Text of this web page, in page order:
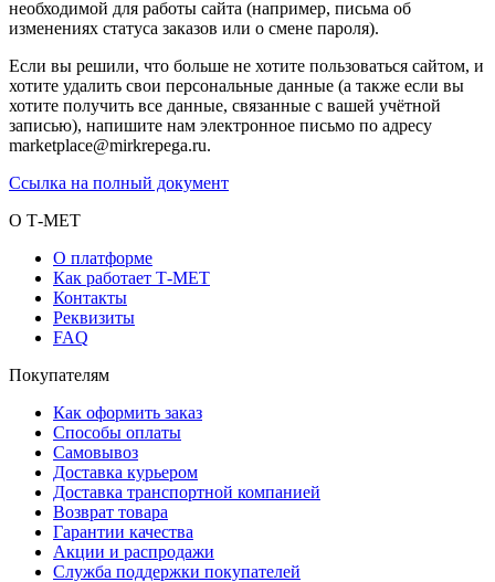
необходимой для работы сайта (например, письма об
изменениях статуса заказов или о смене пароля).
Если вы решили, что больше не хотите пользоваться сайтом, и
хотите удалить свои персональные данные (а также если вы
хотите получить все данные, связанные с вашей учётной
записью), напишите нам электронное письмо по адресу
marketplace@mirkrepega.ru.
Ссылка на полный документ
О Т-МЕТ
О платформе
Как работает Т-МЕТ
Контакты
Реквизиты
FAQ
Покупателям
Как оформить заказ
Способы оплаты
Самовывоз
Доставка курьером
Доставка транспортной компанией
Возврат товара
Гарантии качества
Акции и распродажи
Служба поддержки покупателей